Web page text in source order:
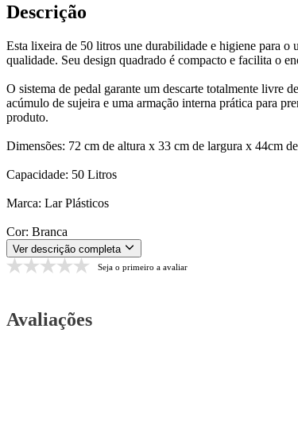
Descrição
Esta lixeira de 50 litros une durabilidade e higiene para o
qualidade. Seu design quadrado é compacto e facilita o
O sistema de pedal garante um descarte totalmente livre
acúmulo de sujeira e uma armação interna prática para
produto.
Dimensões: 72 cm de altura x 33 cm de largura x 44cm
Capacidade: 50 Litros
Marca: Lar Plásticos
Cor: Branca
Ver descrição completa
Seja o primeiro a avaliar
Avaliações